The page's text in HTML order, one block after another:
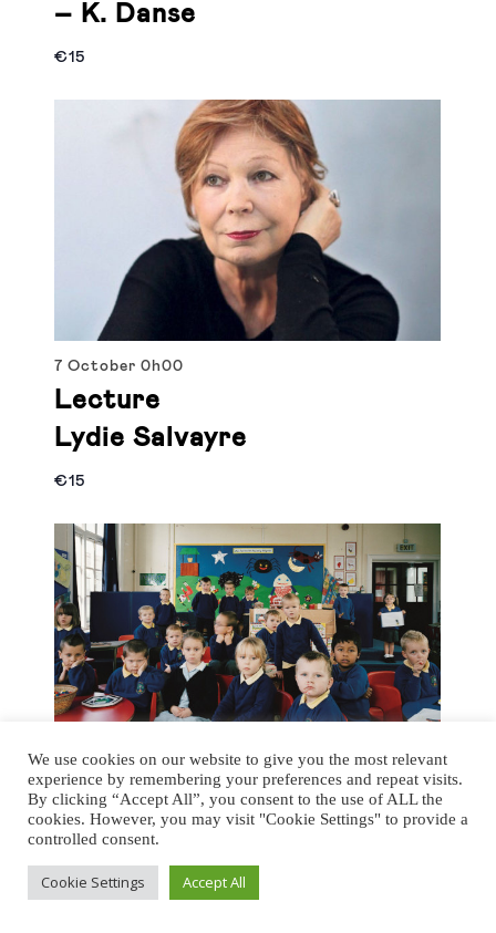
– K. Danse
€15
7 October0h00
Lecture
Lydie Salvayre
€15
7 October0h00
Quarantaine
Vincent Lécuyer
We use cookies on our website to give you the most relevant
experience by remembering your preferences and repeat visits.
By clicking “Accept All”, you consent to the use of ALL the
cookies. However, you may visit "Cookie Settings" to provide a
controlled consent.
Cookie Settings Accept All